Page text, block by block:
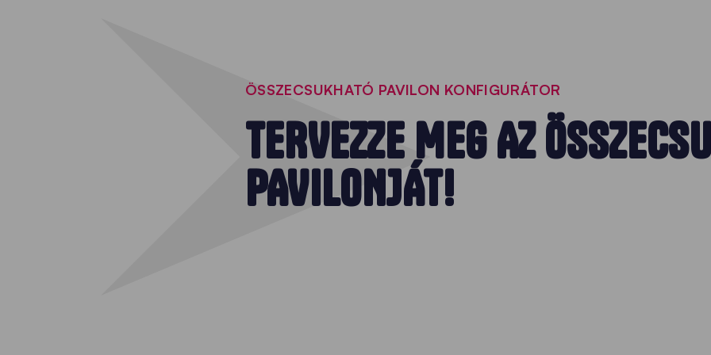
ÖSSZECSUKHATÓ PAVILON KONFIGURÁTOR
TERVEZZE MEG AZ
PAVILONJÁT!